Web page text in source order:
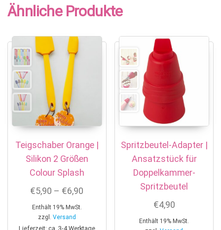
Ähnliche Produkte
Teigschaber Orange |
Silikon 2 Größen
Colour Splash
€5,90 – €6,90 Preisspanne: €5,90 bis €6,90
Enthält 19% MwSt.
zzgl. Versand
Lieferzeit: ca. 3-4 Werktage
Spritzbeutel-Adapter |
Ansatzstück für
Doppelkammer-
Spritzbeutel
€4,90
Enthält 19% MwSt.